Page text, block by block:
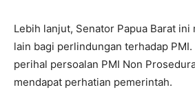
Lebih lanjut, Senator Papua Barat ini
lain bagi perlindungan terhadap
perihal persoalan PMI Non
mendapat perhatian pemerintah.